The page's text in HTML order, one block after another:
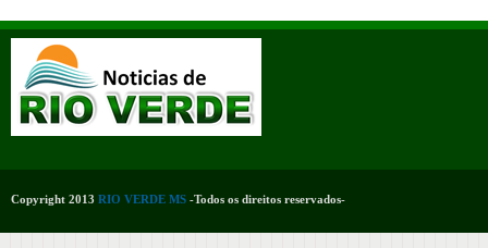
Copyright 2013 RIO VERDE MS -Todos os direitos reservados-